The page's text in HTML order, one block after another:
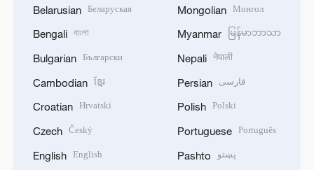
Belarusian Беларуская
Bengali বাংলা
Bulgarian Български
Cambodian ខ្មែរ
Croatian Hrvatski
Czech Český
English English
Mongolian Монгол
Myanmar မြန်မာဘာသာ
Nepali नेपाली
Persian فارسی
Polish Polski
Portuguese Português
Pashto پښتو